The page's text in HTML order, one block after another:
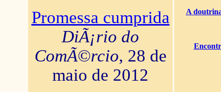
Promessa cumprida
DiÃ¡rio do
ComÃ©rcio, 28 de
maio de 2012
A